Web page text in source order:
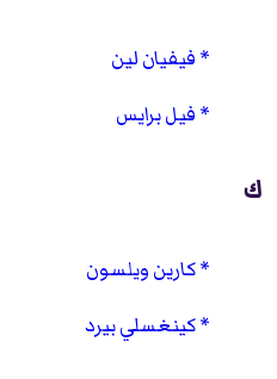
فيفيان لين
فيل برايس
ك
كارين ويلسون
كينغسلي بيرد